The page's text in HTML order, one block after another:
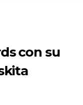
con su